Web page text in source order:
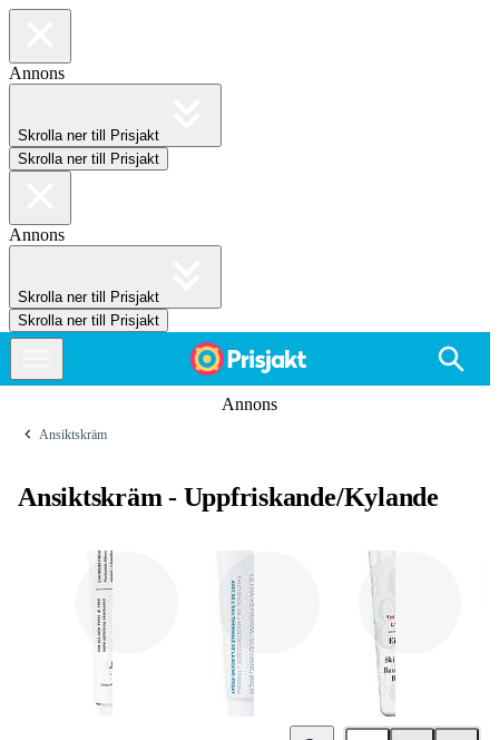
Annons
Skrolla ner till Prisjakt
Skrolla ner till Prisjakt
Annons
Skrolla ner till Prisjakt
Skrolla ner till Prisjakt
Annons
Ansiktskräm
Ansiktskräm - Uppfriskande/Kylande
Dagkräm Nattkräm Dagkräm med SPF